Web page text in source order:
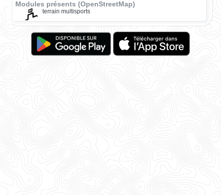
Modules présents (OpenStreetMap)
terrain multisports